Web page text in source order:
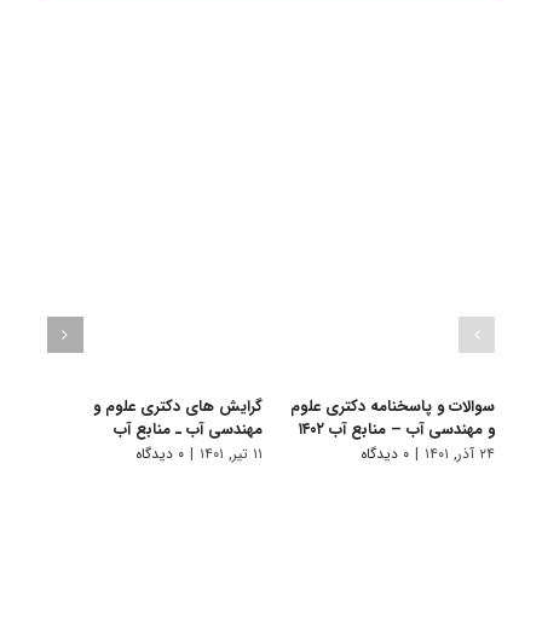
سوالات و پاسخنامه دکتری علوم
و مهندسی آب – منابع آب ۱۴۰۲
۲۴ آذر, ۱۴۰۱ | ۰ دیدگاه
گرایش های دکتری ﻋﻠﻮم و
مهندسی آب ـ ﻣﻨﺎﺑﻊ آب
۱۱ تیر, ۱۴۰۱ | ۰ دیدگاه